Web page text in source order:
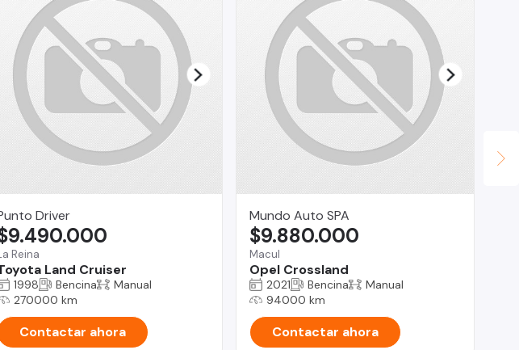
Driver
Reina
Land Cruiser
1998 Bencina
Manual
270000 km
Contactar ahora
Mundo Auto SPA
Macul
Opel Crossland
$9.880.000
2021 Bencina
Manual
94000 km
Contactar ahora